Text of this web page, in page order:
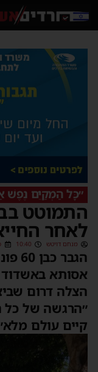
״כָּל הַמְקַיֵּם נֶפֶשׁ
התמוטט
לאחר
מנחם דויטש 10:40
אסותא באשדוד
הצלה דרום
״הרגשה של כל
קיים עולם